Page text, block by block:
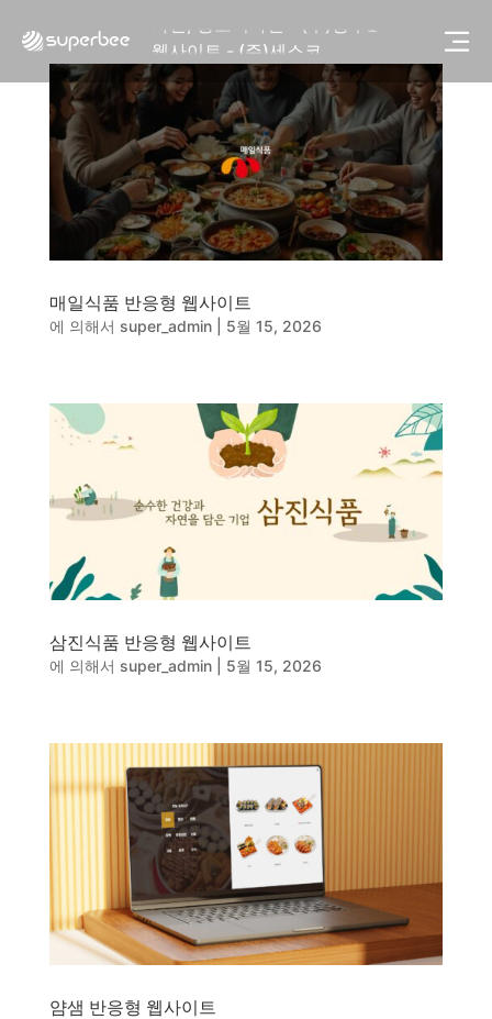
웹사이트 - (주)세스코
제품디자인 - 삼성전자㈜
동영상, CI - 카피어랜드㈜
동영상, 홈페이지 - (주)분독
동영상, 카탈로그 - 피자마루
웹사이트 - 백조씽크
사진, 광고디자인 - 중외제약
패키지, 디자인 - 고려은단
동영상 - (주)듀오백
동영상 - 모모스커피㈜
동영상 - 삼양홀딩스
사진, 광고디자인 - (주)광주요
웹사이트 - (주)세스코
제품디자인 - 삼성전자㈜
동영상, 홈페이지 - (주)분독
동영상, 카탈로그 - 피자마루
웹사이트 - 백조씽크
사진, 광고디자인 - 중외제약
동영상 - (주)듀오백
동영상 - ㈜고피자
매일식품 반응형 웹사이트
에 의해서 super_admin| 5월 15, 2026
삼진식품 반응형 웹사이트
에 의해서 super_admin| 5월 15, 2026
얌샘 반응형 웹사이트